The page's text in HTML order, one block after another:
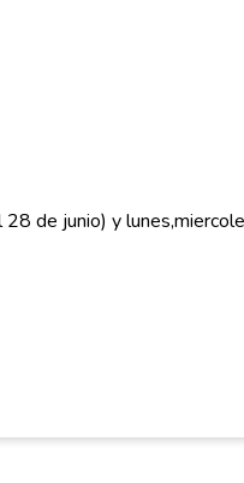
de junio) y